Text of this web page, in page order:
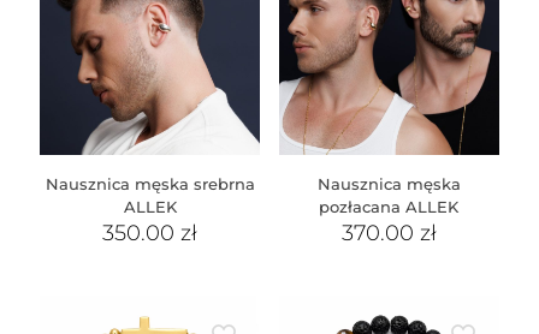
Nausznica męska srebrna
ALLEK
350.00zł
Nausznica męska
pozłacana ALLEK
370.00 zł